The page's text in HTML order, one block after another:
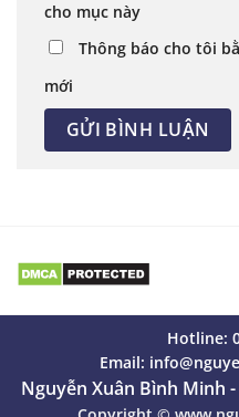
cho mục này
Thông báo cho tôi
mới
Hotline:
Email:
Nguyễn Xuân Bình Minh